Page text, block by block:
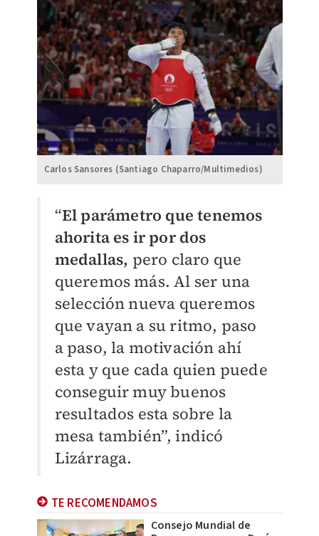
Carlos Sansores (Santiago Chaparro/Multimedios)
“El parámetro que tenemos
ahorita es ir por dos
medallas, pero claro que
queremos más. Al ser una
selección nueva queremos
que vayan a su ritmo, paso
a paso, la motivación ahí
esta y que cada quien puede
conseguir muy buenos
resultados esta sobre la
mesa también”, indicó
Lizárraga.
TE RECOMENDAMOS
Consejo Mundial de